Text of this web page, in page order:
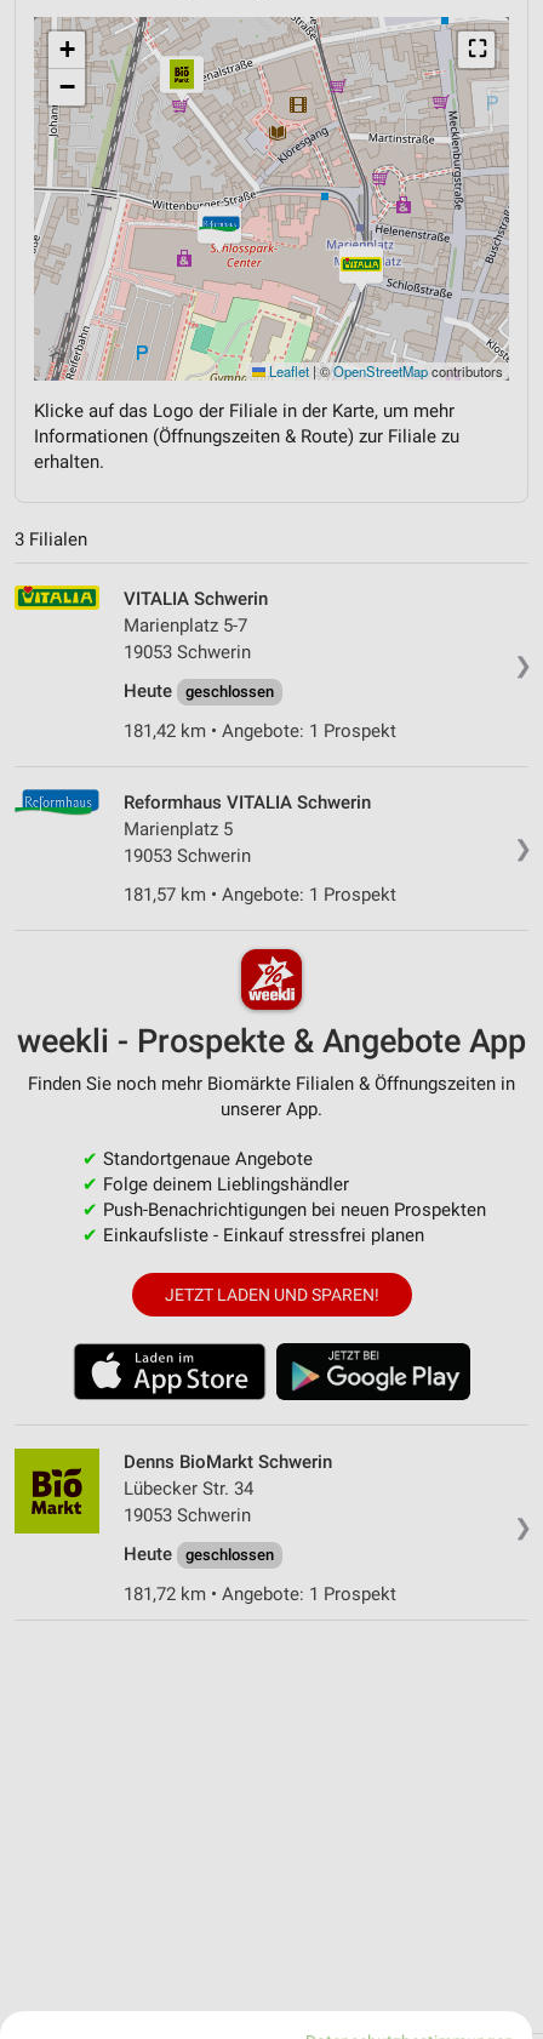
⛶
+
−
Leaflet |©OpenStreetMapcontributors
Klicke auf das Logo der Filiale in der Karte, um mehr
Informationen (Öffnungszeiten & Route) zur Filiale zu
erhalten.
3 Filialen
❯
VITALIA Schwerin
Marienplatz 5-7
19053 Schwerin
Heute
geschlossen
181,42 km • Angebote: 1 Prospekt
❯
Reformhaus VITALIA Schwerin
Marienplatz 5
19053 Schwerin
181,57 km • Angebote: 1 Prospekt
weekli - Prospekte & Angebote App
Finden Sie noch mehr Biomärkte Filialen & Öffnungszeiten in
unserer App.
✔ Standortgenaue Angebote
✔ Folge deinem Lieblingshändler
✔ Push-Benachrichtigungen bei neuen Prospekten
✔ Einkaufsliste - Einkauf stressfrei planen
JETZT LADEN UND SPAREN!
❯
Denns BioMarkt Schwerin
Lübecker Str. 34
19053 Schwerin
Heute
geschlossen
181,72 km • Angebote: 1 Prospekt